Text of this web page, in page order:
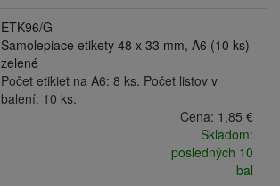
ETK96/G
Samolepiace etikety 48 x 33 mm, A6 (10 ks)
zelené
Počet etikiet na A6: 8 ks. Počet listov v
balení: 10 ks.
Cena: 1,85 €
Skladom:
posledných 10
bal